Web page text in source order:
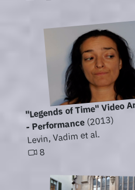
"Legends of Time" Video
- Performance(2013)
Levin, Vadim et al.
8